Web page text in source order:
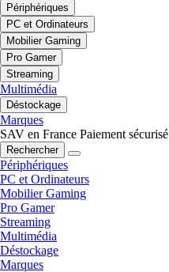
Périphériques
PC et Ordinateurs
Mobilier Gaming
Pro Gamer
Streaming
Multimédia
Déstockage
Marques
SAV en France Paiement sécurisé
Rechercher
Périphériques
PC et Ordinateurs
Mobilier Gaming
Pro Gamer
Streaming
Multimédia
Déstockage
Marques